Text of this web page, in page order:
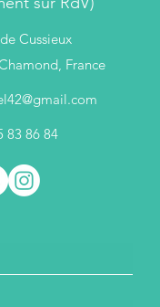
Cussieux
France
83 86 84